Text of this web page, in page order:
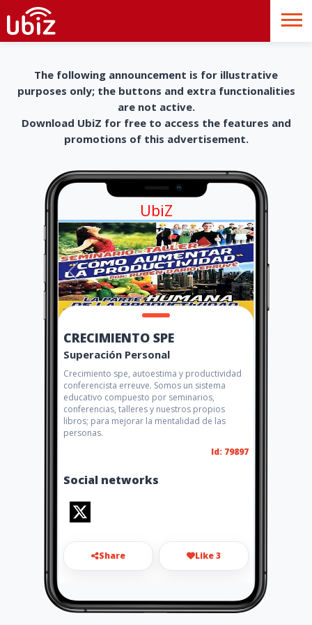
The following announcement is for illustrative
purposes only; the buttons and extra functionalities
are not active.
Download UbiZ for free to access the features and
promotions of this advertisement.
UbiZ
CRECIMIENTO SPE
Superación Personal
Crecimiento spe, autoestima y productividad
conferencista erreuve. Somos un sistema
educativo compuesto por seminarios,
conferencias, talleres y nuestros propios
libros; para mejorar la mentalidad de las
personas.
Id: 79897
Social networks
Share Like 3
om